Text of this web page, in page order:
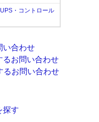
・コントロール
探す